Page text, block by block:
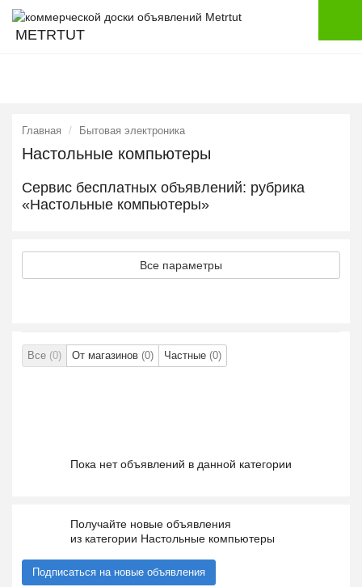
METRTUT
Главная Бытовая электроника
Настольные компьютеры
Сервис бесплатных объявлений: рубрика
«Настольные компьютеры»
Все параметры
Все (0) От магазинов (0) Частные (0)
Пока нет объявлений в данной категории
Получайте новые объявления
из категории Настольные компьютеры
Подписаться на новые объявления